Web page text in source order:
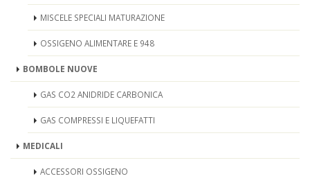
MISCELE SPECIALI MATURAZIONE
OSSIGENO ALIMENTARE E 948
BOMBOLE NUOVE
GAS CO2 ANIDRIDE CARBONICA
GAS COMPRESSI E LIQUEFATTI
MEDICALI
ACCESSORI OSSIGENO